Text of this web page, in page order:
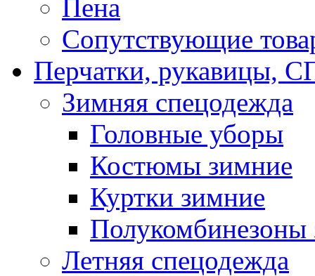
Пена
Сопутствующие
Перчатки,
Зимняя спецодежда
Головные уборы
Костюмы зимние
Куртки зимние
Полукомбинезоны
Летняя спецодежда